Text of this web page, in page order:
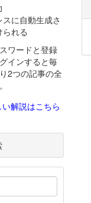
に自動生成さ
れる
ワードと登録
インすると毎
2つの記事の全
解説はこちら